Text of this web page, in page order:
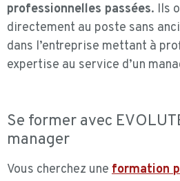
professionnelles passées. Ils
directement au poste sans
dans l’entreprise mettant à
expertise au service d’un
Se former avec
manager
Vous cherchez une formation